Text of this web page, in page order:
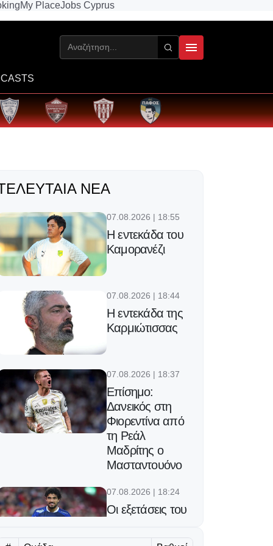
My PlaceJobs Cyprus
ΝΈΑ
07.08.2026 | 18:55
Η εντεκάδα του
Καμορανέζι
07.08.2026 | 18:44
Η εντεκάδα της
Καρμιώτισσας
07.08.2026 | 18:37
Επίσημο:
Δανεικός στη
Φιορεντίνα από
τη Ρεάλ
Μαδρίτης ο
Μασταντουόνο
07.08.2026 | 18:24
Οι εξετάσεις του